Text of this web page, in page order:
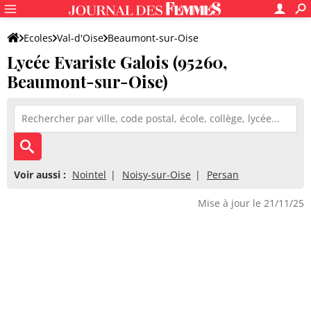
Ecoles Val-d'Oise Beaumont-sur-Oise
Lycée Evariste Galois
Lycée Evariste Galois (95260,
Beaumont-sur-Oise)
Voir aussi : Nointel Noisy-sur-Oise Persan
Mise à jour le 21/11/25